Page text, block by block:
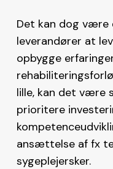
Det kan dog være
leverandører at
opbygge
lille, kan det være
prioritere
ansættelse af fx
sygeplejersker.